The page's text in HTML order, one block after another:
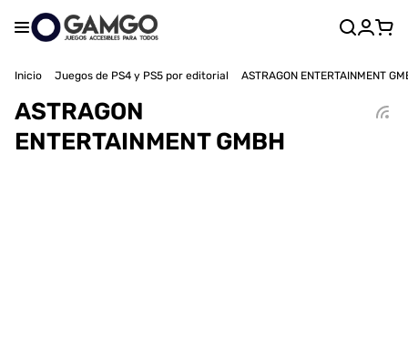
Inicio Juegos de PS4 y PS5 por editorial ASTRAGON ENTERTAINMENT
ASTRAGON
ENTERTAINMENT GMBH